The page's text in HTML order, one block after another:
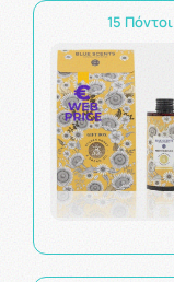
15 Πόντοι